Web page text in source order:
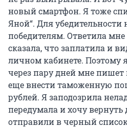
новый смартфон. Я тоже
Яной“. Для
победителям. Ответила
сказала, что заплатила и
личном кабинете. Поэтому
через пару дней мне
еще внести таможенную
рублей. Я заподозрила
передумала и хочу вернуть
отправили в черный